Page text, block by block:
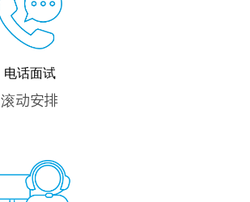
电话面试
滚动安排